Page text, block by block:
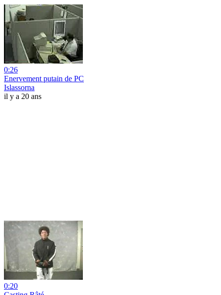
0:26
Enervement putain de PC
Islassorna
il y a 20 ans
0:20